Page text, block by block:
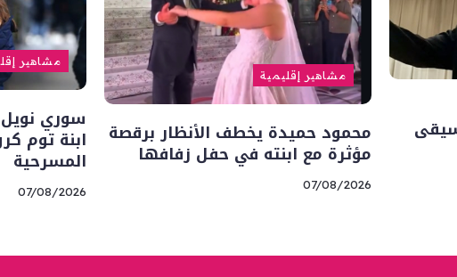
مشاهير إقليمية
محمود حميدة يخطف الأنظار برقصة
مؤثرة مع ابنته في حفل زفافها
07/08/2026
مشاهير
سوري
ابنة توم
المسرحية
07/08/2026